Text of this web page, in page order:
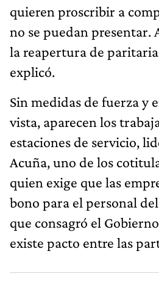
quieren proscribir a
no se puedan presentar.
la reapertura de
explicó.
Sin medidas de fuerza y
vista, aparecen los
estaciones de servicio,
Acuña, uno de los
quien exige que las
bono para el personal
que consagró el
existe pacto entre las